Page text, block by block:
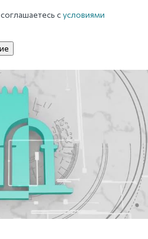
сусловиями